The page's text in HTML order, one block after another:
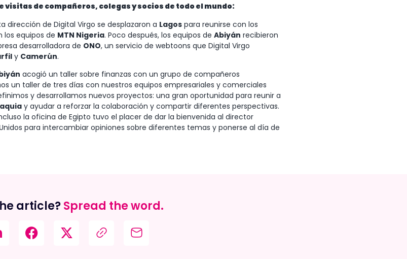
visitas de compañeros, colegas y socios de todo el mundo:
dirección de Digital Virgo se desplazaron a Lagos para reunirse con los
los equipos de MTN Nigeria. Poco después, los equipos de Abiyán recibieron
desarrolladora de ONO, un servicio de webtoons que Digital Virgo
y Camerún.
acogió un taller sobre finanzas con un grupo de compañeros
un taller de tres días con nuestros equipos empresariales y comerciales
y desarrollamos nuevos proyectos: una gran oportunidad para reunir a
y ayudar a reforzar la colaboración y compartir diferentes perspectivas.
la oficina de Egipto tuvo el placer de dar la bienvenida al director
Unidos para intercambiar opiniones sobre diferentes temas y ponerse al día de
article?Spread the word.